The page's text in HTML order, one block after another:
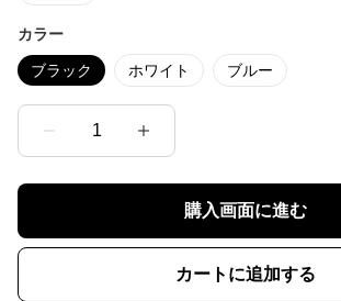
カラー
ブラック ホワイト ブルー
1
購入画面に進む
カートに追加する